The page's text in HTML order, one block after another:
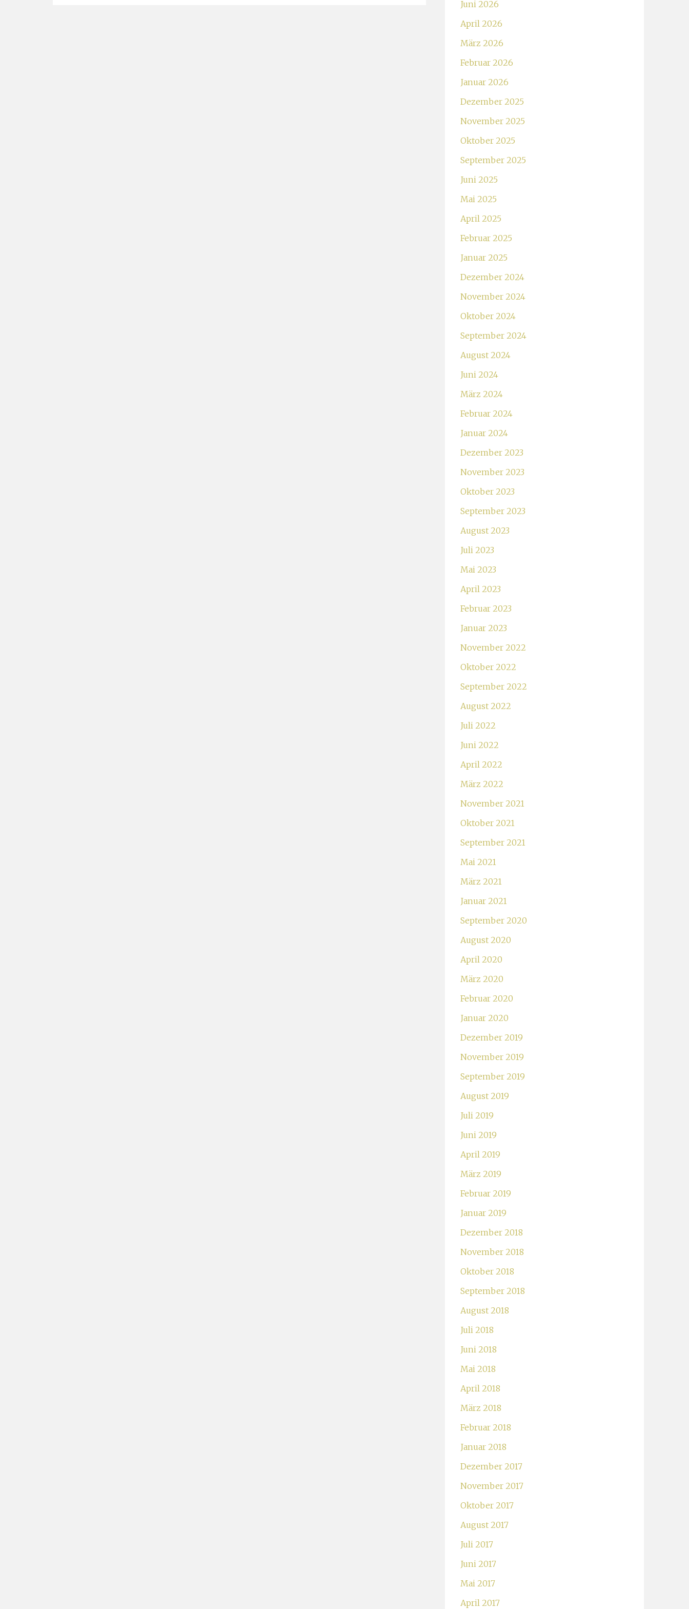
Juni 2026
April 2026
März 2026
Februar 2026
Januar 2026
Dezember 2025
November 2025
Oktober 2025
September 2025
Juni 2025
Mai 2025
April 2025
Februar 2025
Januar 2025
Dezember 2024
November 2024
Oktober 2024
September 2024
August 2024
Juni 2024
März 2024
Februar 2024
Januar 2024
Dezember 2023
November 2023
Oktober 2023
September 2023
August 2023
Juli 2023
Mai 2023
April 2023
Februar 2023
Januar 2023
November 2022
Oktober 2022
September 2022
August 2022
Juli 2022
Juni 2022
April 2022
März 2022
November 2021
Oktober 2021
September 2021
Mai 2021
März 2021
Januar 2021
September 2020
August 2020
April 2020
März 2020
Februar 2020
Januar 2020
Dezember 2019
November 2019
September 2019
August 2019
Juli 2019
Juni 2019
April 2019
März 2019
Februar 2019
Januar 2019
Dezember 2018
November 2018
Oktober 2018
September 2018
August 2018
Juli 2018
Juni 2018
Mai 2018
April 2018
März 2018
Februar 2018
Januar 2018
Dezember 2017
November 2017
Oktober 2017
August 2017
Juli 2017
Juni 2017
Mai 2017
April 2017